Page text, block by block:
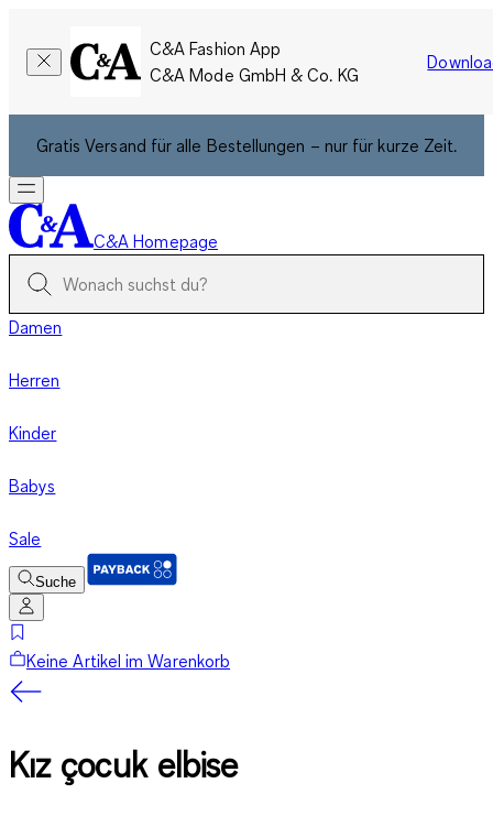
C&A Fashion App
C&A Mode GmbH & Co. KG
Gratis Versand für alle Bestellungen – nur für kurze Zeit.
C&A Homepage
Damen
Herren
Kinder
Babys
Sale
Suche
Keine Artikel im Warenkorb
Kız çocuk elbise